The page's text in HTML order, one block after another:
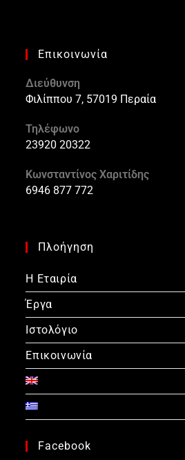
Επικοινωνία
Διεύθυνση
Φιλίππου 7, 57019 Περαία
Τηλέφωνο
23920 20322
Κωνσταντίνος Χαριτίδης
6946 877 772
Πλοήγηση
Η Εταιρία
Έργα
Ιστολόγιο
Επικοινωνία
Facebook